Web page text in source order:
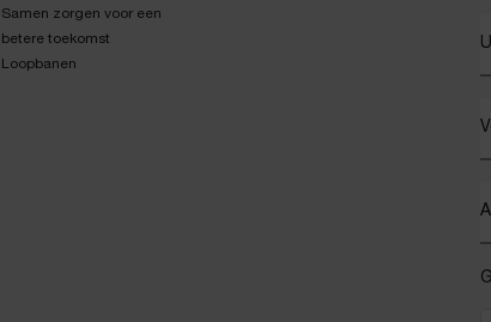
Samen zorgen voor een
betere toekomst
Loopbanen